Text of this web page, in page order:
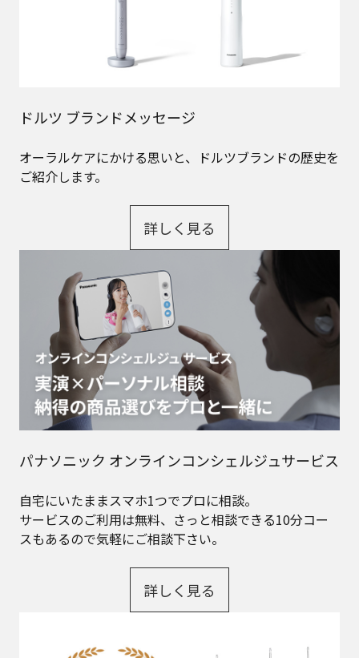
ドルツ ブランドメッセージ
オーラルケアにかける思いと、ドルツブランドの歴史を
ご紹介します。
詳しく見る
パナソニック オンラインコンシェルジュサービス
自宅にいたままスマホ1つでプロに相談。
サービスのご利用は無料、さっと相談できる10分コー
スもあるので気軽にご相談下さい。
詳しく見る